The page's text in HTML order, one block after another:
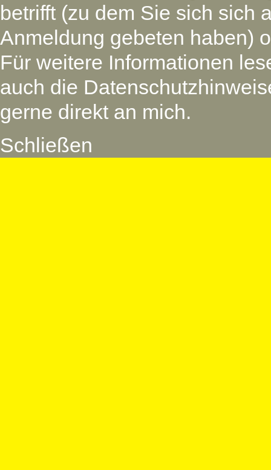
betrifft (zu dem Sie sich sich
Anmeldung gebeten haben)
Für weitere Informationen
auch die
gerne direkt an mich.
Schließen